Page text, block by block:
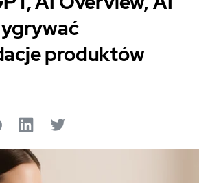
produktów